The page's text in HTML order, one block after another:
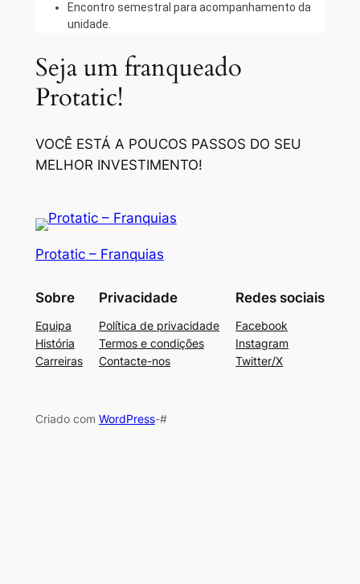
Encontro semestral para acompanhamento da
unidade.
Seja um franqueado
Protatic!
VOCÊ ESTÁ A POUCOS PASSOS DO SEU
MELHOR INVESTIMENTO!
Protatic – Franquias
Sobre
Equipa
História
Carreiras
Privacidade
Política de privacidade
Termos e condições
Contacte-nos
Redes sociais
Facebook
Instagram
Twitter/X
Criado com WordPress-#